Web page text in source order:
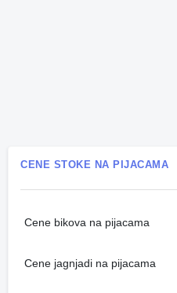
CENE STOKE NA PIJACAMA
Cene bikova na pijacama
Cene jagnjadi na pijacama